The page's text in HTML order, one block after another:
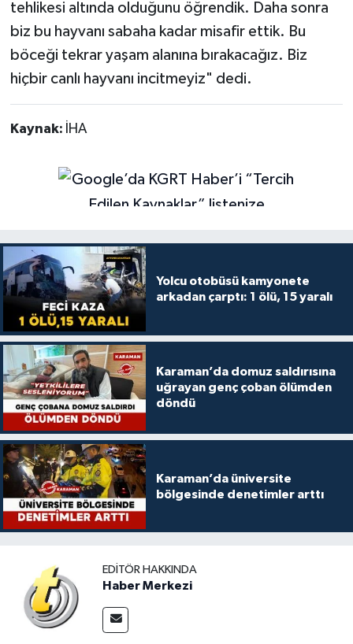
tehlikesi altında olduğunu öğrendik. Daha sonra
biz bu hayvanı sabaha kadar misafir ettik. Bu
böceği tekrar yaşam alanına bırakacağız. Biz
hiçbir canlı hayvanı incitmeyiz" dedi.
Kaynak: İHA
Yolcu otobüsü kamyonete
arkadan çarptı: 1 ölü, 15 yaralı
Karaman’da domuz saldırısına
uğrayan genç çoban ölümden
döndü
Karaman’da üniversite
bölgesinde denetimler arttı
EDITÖR HAKKINDA
Haber Merkezi